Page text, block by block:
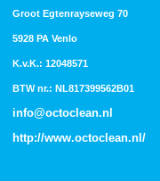
Groot Egtenrayseweg 70
5928 PA Venlo
K.v.K.: 12048571
BTW nr.: NL817399562B01
info@octoclean.nl
http://www.octoclean.nl /